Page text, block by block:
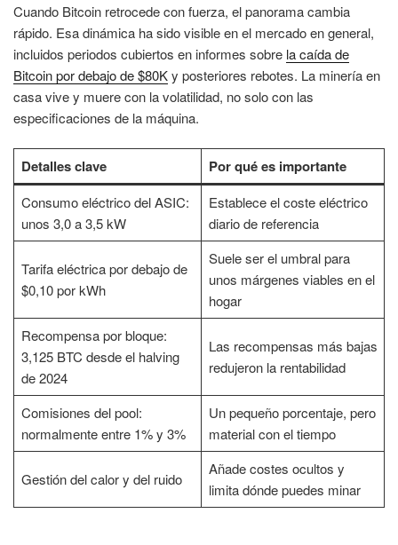
Cuando Bitcoin retrocede con fuerza, el panorama cambia
rápido. Esa dinámica ha sido visible en el mercado en general,
incluidos periodos cubiertos en informes sobre la caída de
Bitcoin por debajo de $80Ky posteriores rebotes. La minería en
casa vive y muere con la volatilidad, no solo con las
especificaciones de la máquina.
Detalles clave Por qué es importante
Consumo eléctrico del ASIC:
unos 3,0 a 3,5 kW
Establece el coste eléctrico
diario de referencia
Tarifa eléctrica por debajo de
$0,10 por kWh
Suele ser el umbral para
unos márgenes viables en el
hogar
Recompensa por bloque:
3,125 BTC desde el halving
de 2024
Las recompensas más bajas
redujeron la rentabilidad
Comisiones del pool:
normalmente entre 1% y 3%
Un pequeño porcentaje, pero
material con el tiempo
Gestión del calor y del ruido
Añade costes ocultos y
limita dónde puedes minar